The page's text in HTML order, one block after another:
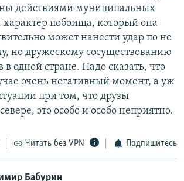
действиями муниципальных
характер побоища, который она
может нанести удар по не
но дружескому сосуществованию
в одной стране. Надо сказать, что
очень негативный момент, а уж
при том, что друзы
это особо и особо неприятно.
Читать без VPN Подпишитесь
Бабурин